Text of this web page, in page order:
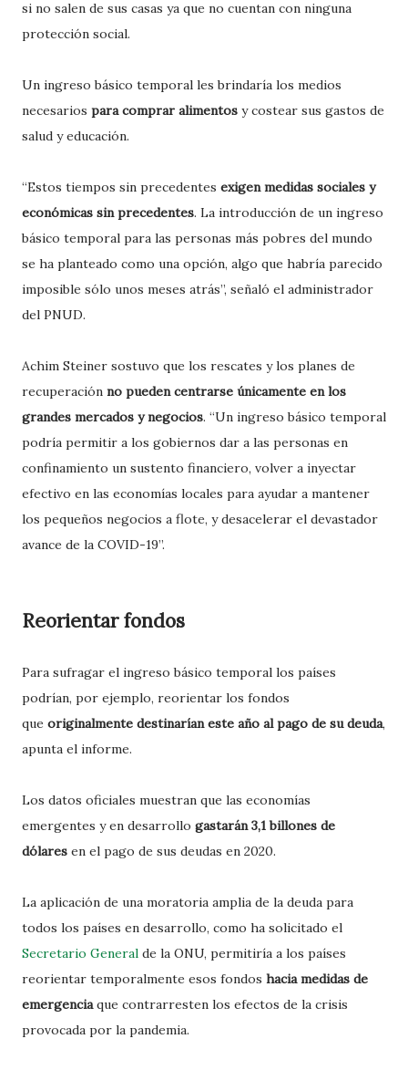
si no salen de sus casas ya que no cuentan con ninguna
protección social.
Un ingreso básico temporal les brindaría los medios
necesarios para comprar alimentos y costear sus gastos de
salud y educación.
“Estos tiempos sin precedentes exigen medidas sociales y
económicas sin precedentes. La introducción de un ingreso
básico temporal para las personas más pobres del mundo
se ha planteado como una opción, algo que habría parecido
imposible sólo unos meses atrás”, señaló el administrador
del PNUD.
Achim Steiner sostuvo que los rescates y los planes de
recuperación no pueden centrarse únicamente en los
grandes mercados y negocios. “Un ingreso básico temporal
podría permitir a los gobiernos dar a las personas en
confinamiento un sustento financiero, volver a inyectar
efectivo en las economías locales para ayudar a mantener
los pequeños negocios a flote, y desacelerar el devastador
avance de la COVID-19”.
Reorientar fondos
Para sufragar el ingreso básico temporal los países
podrían, por ejemplo, reorientar los fondos
que originalmente destinarían este año al pago de su deuda,
apunta el informe.
Los datos oficiales muestran que las economías
emergentes y en desarrollo gastarán 3,1 billones de
dólares en el pago de sus deudas en 2020.
La aplicación de una moratoria amplia de la deuda para
todos los países en desarrollo, como ha solicitado el
Secretario General de la ONU, permitiría a los países
reorientar temporalmente esos fondos hacia medidas de
emergenciaque contrarresten los efectos de la crisis
provocada por la pandemia.